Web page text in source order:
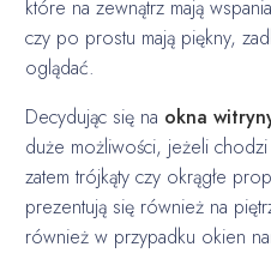
które na zewnątrz mają
czy po prostu mają piękny,
oglądać.
Decydując się na okna
duże możliwości, jeżeli
zatem trójkąty czy okrągłe
prezentują się również na
również w przypadku okien